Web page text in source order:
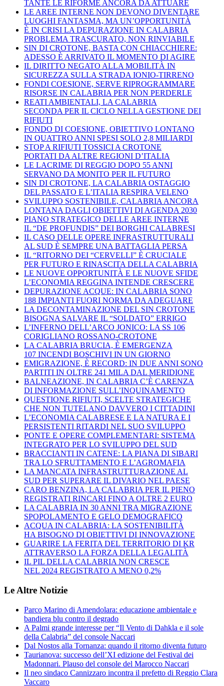
TANTE LE RIFORME ANCORA DA ATTUARE
LE AREE INTERNE NON DEVONO DIVENTARE
LUOGHI FANTASMA, MA UN’OPPORTUNITÀ
È IN CRISI LA DEPURAZIONE IN CALABRIA
PROBLEMA TRASCURATO, NON RINVIABILE
SIN DI CROTONE, BASTA CON CHIACCHIERE:
ADESSO È ARRIVATO IL MOMENTO DI AGIRE
IL DIRITTO NEGATO ALLA MOBILITÀ IN
SICUREZZA SULLA STRADA IONIO-TIRRENO
FONDI COESIONE, SERVE RIPROGRAMMARE
RISORSE IN CALABRIA PER NON PERDERLE
REATI AMBIENTALI, LA CALABRIA
SECONDA PER IL CICLO NELLA GESTIONE DEI
RIFIUTI
FONDO DI COESIONE, OBIETTIVO LONTANO
IN QUATTRO ANNI SPESI SOLO 2,8 MILIARDI
STOP A RIFIUTI TOSSICI A CROTONE
PORTATI DA ALTRE REGIONI D’ITALIA
LE LACRIME DI REGGIO DOPO 55 ANNI
SERVANO DA MONITO PER IL FUTURO
SIN DI CROTONE, LA CALABRIA OSTAGGIO
DEL PASSATO E L’ITALIA RESPIRA VELENO
SVILUPPO SOSTENIBILE, CALABRIA ANCORA
LONTANA DAGLI OBIETTIVI DI AGENDA 2030
PIANO STRATEGICO DELLE AREE INTERNE
IL “DE PROFUNDIS” DEI BORGHI CALABRESI
IL CASO DELLE OPERE INFRASTRUTTURALI
AL SUD È SEMPRE UNA BATTAGLIA PERSA
IL “RITORNO DEI “CERVELLI” È CRUCIALE
PER FUTURO E RINASCITA DELLA CALABRIA
LE NUOVE OPPORTUNITÀ E LE NUOVE SFIDE
L’ECONOMIA REGGINA INTENDE CRESCERE
DEPURAZIONE ACQUE: IN CALABRIA SONO
188 IMPIANTI FUORI NORMA DA ADEGUARE
LA DECONTAMINAZIONE DEL SIN CROTONE
BISOGNA SALVARE IL “SOLDATO” ERRIGO
L’INFERNO DELL’ARCO JONICO: LA SS 106
CORIGLIANO ROSSANO-CROTONE
LA CALABRIA BRUCIA, È EMERGENZA
107 INCENDI BOSCHIVI IN UN GIORNO
EMIGRAZIONE, È RECORD: IN DUE ANNI SONO
PARTITI IN OLTRE 241 MILA DAL MERIDIONE
BALNEAZIONE, IN CALABRIA C’È CARENZA
DI INFORMAZIONE SULL’INQUINAMENTO
QUESTIONE RIFIUTI, SCELTE STRATEGICHE
CHE NON TUTELANO DAVVERO I CITTADINI
L’ECONOMIA CALABRESE E LA NATURA E I
PERSISTENTI RITARDI NEL SUO SVILUPPO
PONTE E OPERE COMPLEMENTARI: SISTEMA
INTEGRATO PER LO SVILUPPO DEL SUD
BRACCIANTI IN CATENE: LA PIANA DI SIBARI
TRA LO SFRUTTAMENTO E L’AGROMAFIA
LA MANCATA INFRASTRUTTURAZIONE AL
SUD PER SUPERARE IL DIVARIO NEL PAESE
CARO BENZINA, LA CALABRIA PER IL PIENO
REGISTRATI RINCARI FINO A OLTRE 2 EURO
LA CALABRIA IN 30 ANNI TRA MIGRAZIONE
SPOPOLAMENTO E GELO DEMOGRAFICO
ACQUA IN CALABRIA: LA SOSTENIBILITÀ
HA BISOGNO DI OBIETTIVI DI INNOVAZIONE
GUARIRE LA FERITA DEL TERRITORIO DI KR
ATTRAVERSO LA FORZA DELLA LEGALITÀ
IL PIL DELLA CALABRIA NON CRESCE
NEL 2024 REGISTRATO A MENO 0,2%
Le Altre Notizie
Parco Marino di Amendolara: educazione ambientale e
bandiera blu contro il degrado
A Palmi grande interesse per “Il Vento di Dahkla e il sole
della Calabria” del console Naccari
Dal Nostos alla Tornanza: quando il ritorno diventa futuro
Taurianova: successo dell’XI edizione del Festival dei
Madonnari. Plauso del console del Marocco Naccari
Il neo sindaco Cannizzaro incontra il prefetto di Reggio Clara
Vaccaro